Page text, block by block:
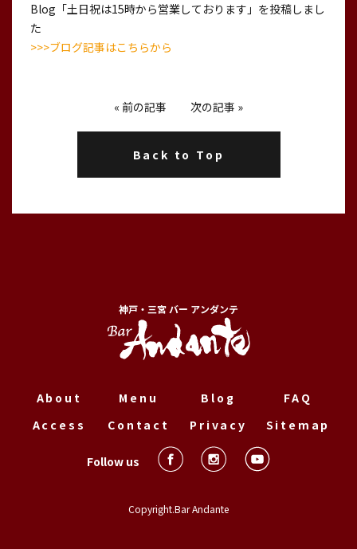
Blog「土日祝は15時から営業しております」を投稿しまし
た
>>>ブログ記事はこちらから
« 前の記事 次の記事 »
Back to Top
神戸・三宮 バー アンダンテ
About Menu Blog
FAQ
Access
Contact Privacy Sitemap
Follow us
Copyright.Bar Andante